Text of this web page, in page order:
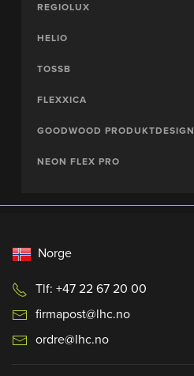
REGIOLUX
HELIO
TOSSB
FLEXXICA
GOODWOOD PRODUKTDESIGN
NEON FLEX PRO
Norge
Tlf: +47 22 67 20 00
firmapost@lhc.no
ordre@lhc.no